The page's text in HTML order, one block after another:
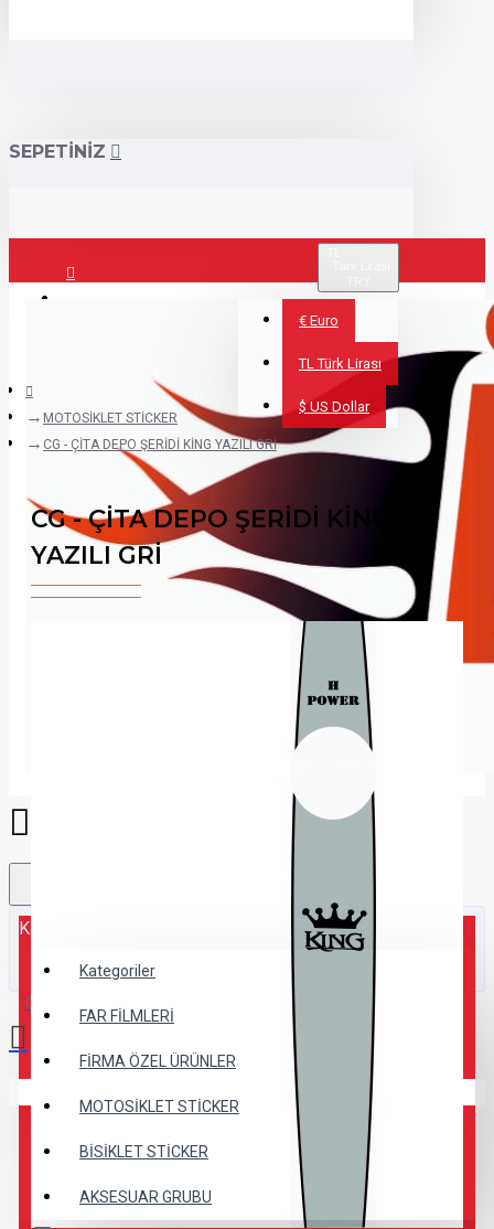
SEPETİNİZ
€ Euro
TL Türk Lirası
$ US Dollar
Kategoriler
Kategoriler
FAR FİLMLERİ
FİRMA ÖZEL ÜRÜNLER
MOTOSİKLET STİCKER
BİSİKLET STİCKER
AKSESUAR GRUBU
0 ürün - 0,00TL
MOTOSİKLET STİCKER
CG - ÇİTA DEPO ŞERİDİ KİNG YAZILI GRİ
CG - ÇİTA DEPO ŞERİDİ KİNG
YAZILI GRİ